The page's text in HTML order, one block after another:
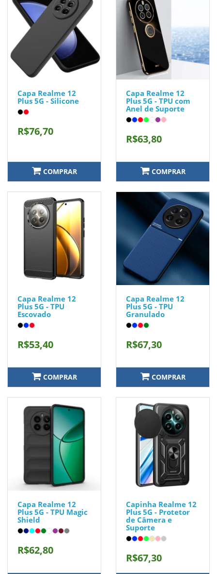
Capa Realme 12
Plus 5G - Silicone
R$76,70
COMPRAR
Capa Realme 12
Plus 5G - TPU com
Anel de Suporte
R$63,80
COMPRAR
Capa Realme 12
Plus 5G - TPU
Escovado
R$53,40
COMPRAR
Capa Realme 12
Plus 5G - TPU
Granulado
R$67,30
COMPRAR
Capa Realme 12
Plus 5G - TPU Magic
Shield
R$62,80
Capinha Realme 12
Plus 5G - Protetor
de Câmera e
Suporte
R$67,30